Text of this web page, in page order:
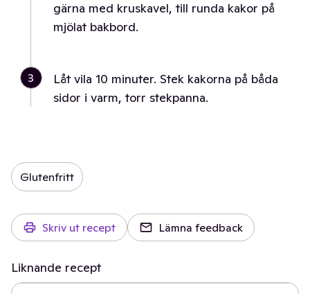
gärna med kruskavel, till runda kakor på
mjölat bakbord.
3
Låt vila 10 minuter. Stek kakorna på båda
sidor i varm, torr stekpanna.
Glutenfritt
Skriv ut recept Lämna feedback
Liknande recept